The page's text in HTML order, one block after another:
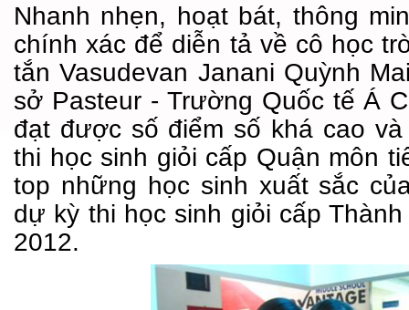
Nhanh nhẹn, hoạt bát, thông
chính xác để diễn tả về cô học
tắn Vasudevan Janani Quỳnh
sở Pasteur - Trường Quốc tế Á
đạt được số điểm số khá cao
thi học sinh giỏi cấp Quận môn
top những học sinh xuất sắc
dự kỳ thi học sinh giỏi cấp
2012.